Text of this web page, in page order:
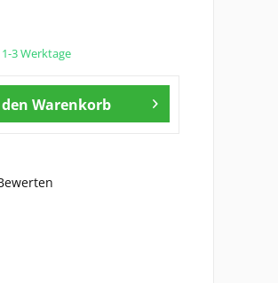
3 Werktage
Warenkorb